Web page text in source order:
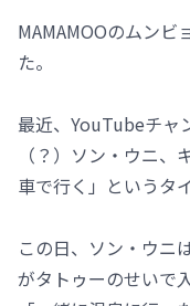
MAMAMOOのムンビ
た。
最近、YouTubeチャ
（？）ソン・ウニ
車で行く」というタ
この日、ソン・ウニ
がタトゥーのせいで